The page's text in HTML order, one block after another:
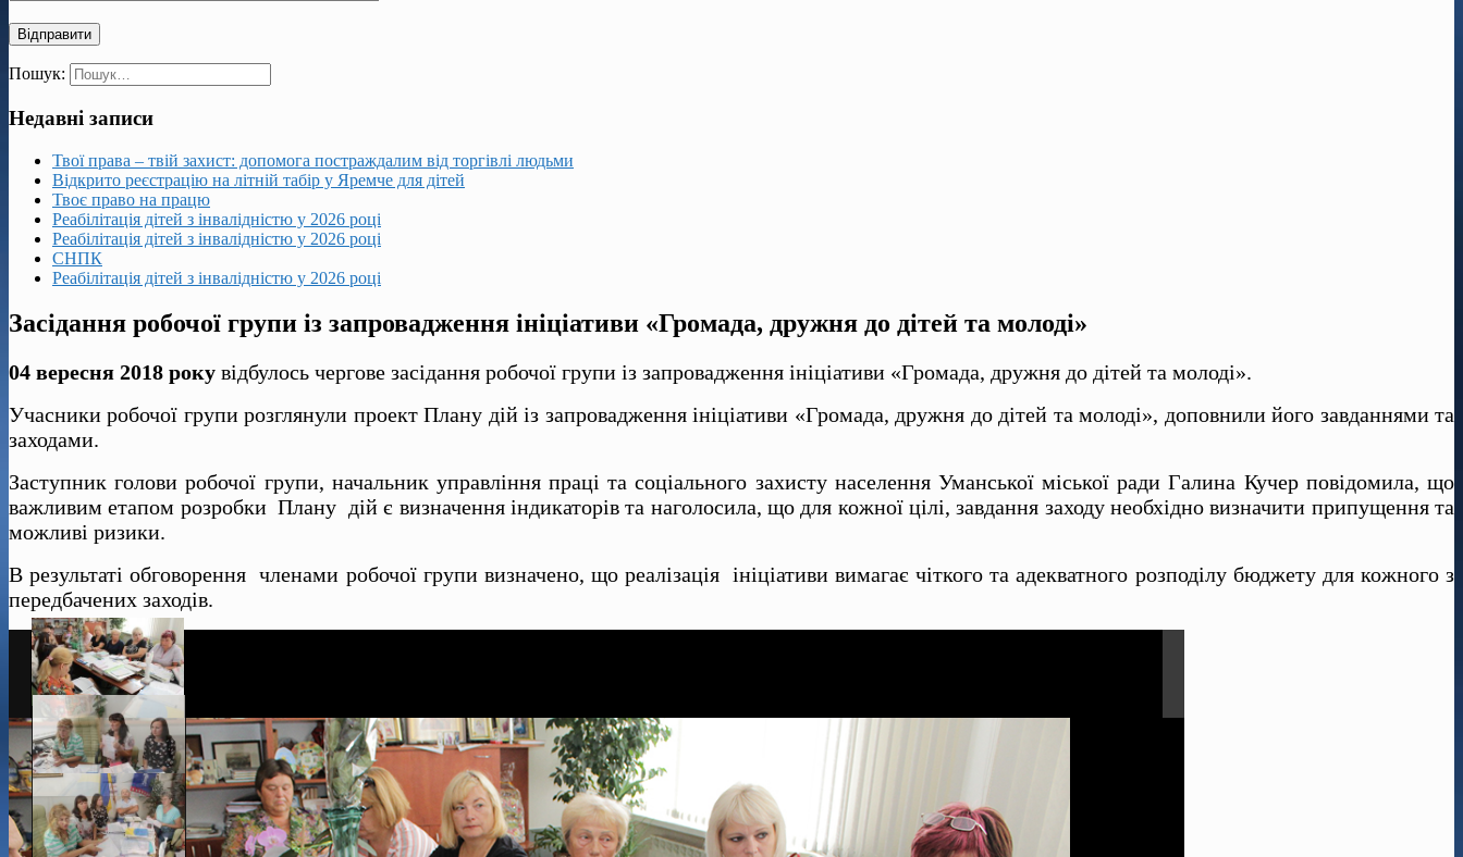
Пошук:
Недавні записи
Твої права – твій захист: допомога постраждалим від торгівлі людьми
Відкрито реєстрацію на літній табір у Яремче для дітей
Твоє право на працю
Реабілітація дітей з інвалідністю у 2026 році
Реабілітація дітей з інвалідністю у 2026 році
СНПК
Реабілітація дітей з інвалідністю у 2026 році
Засідання робочої групи із запровадження ініціативи «Громада, дружня до дітей та молоді»
04 вересня 2018 року відбулось чергове засідання робочої групи із запровадження ініціативи «Громада, дружня до дітей та молоді».
Учасники робочої групи розглянули проект Плану дій із запровадження ініціативи «Громада, дружня до дітей та молоді», доповнили його завданнями та
заходами.
Заступник голови робочої групи, начальник управління праці та соціального захисту населення Уманської міської ради Галина Кучер повідомила, що
важливим етапом розробки Плану дій є визначення індикаторів та наголосила, що для кожної цілі, завдання заходу необхідно визначити припущення та
можливі ризики.
В результаті обговорення членами робочої групи визначено, що реалізація ініціативи вимагає чіткого та адекватного розподілу бюджету для кожного з
передбачених заходів.